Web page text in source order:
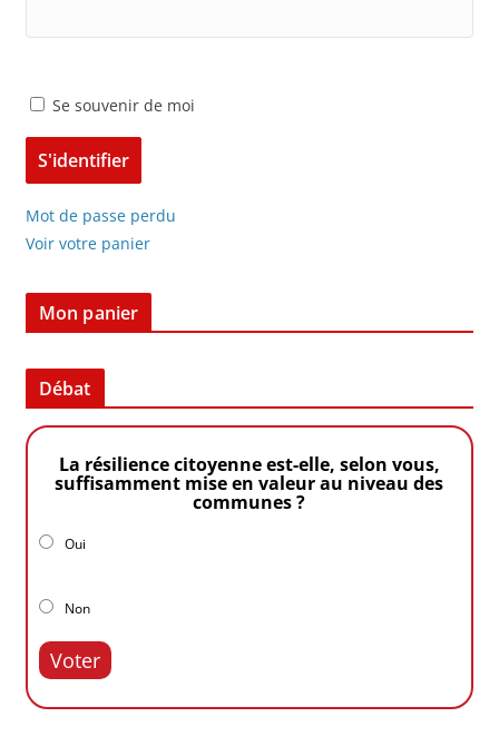
Se souvenir de moi
Mot de passe perdu
Voir votre panier
Mon panier
Débat
La résilience citoyenne est-elle, selon vous,
suffisamment mise en valeur au niveau des
communes ?
Oui
Non
Voter